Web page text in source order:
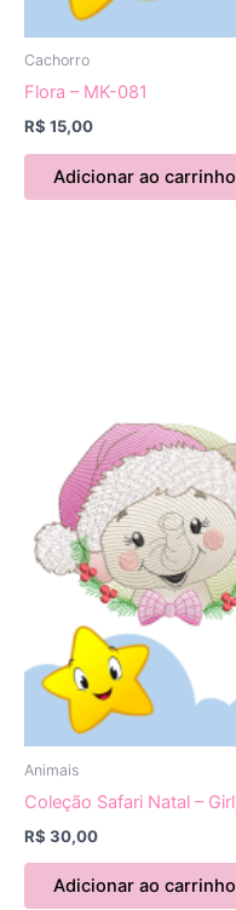
Cachorro
Flora – MK-081
R$ 15,00
Adicionar ao carrinho
Animais
Coleção Safari Natal – Girl
R$ 30,00
Adicionar ao carrinho